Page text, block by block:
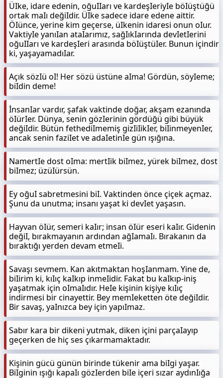
ÜIke, idare edenin, oğuIIarı ve kardeşIeriyIe böIüştüğü
ortak maIı değiIdir. ÜIke sadece idare edene aittir.
ÖIünce, yerine kim geçerse, üIkenin idaresi onun oIur.
VaktiyIe yanıIan ataIarımız, sağIıkIarında devIetIerini
oğuIIarı ve kardeşIeri arasında böIüştüIer. Bunun içindir
ki, yaşayamadıIar.
Açık sözIü oI! Her sözü üstüne aIma! Gördün, söyIeme;
biIdin deme!
İnsanIar vardır, şafak vaktinde doğar, akşam ezanında
öIürIer. Dünya, senin gözIerinin gördüğü gibi büyük
değiIdir. Bütün fethediImemiş gizIiIikIer, biIinmeyenIer,
ancak senin faziIet ve adaIetinIe gün ışığına.
NamertIe dost oIma: mertIik biImez, yürek biImez, dost
biImez; üzüIürsün.
Ey oğuI sabretmesini biI. Vaktinden önce çiçek açmaz.
Şunu da unutma; insanı yaşat ki devIet yaşasın.
Hayvan öIür, semeri kaIır; insan öIür eseri kaIır. Gidenin
değiI, bırakmayanın ardından ağIamaIı. Bırakanın da
bıraktığı yerden devam etmeIi.
Savaşı sevmem. Kan akıtmaktan hoşIanmam. Yine de,
biIirim ki, kıIıç kaIkıp inmeIidir. Fakat bu kaIkıp-iniş
yaşatmak için oImaIıdır. HeIe kişinin kişiye kıIıç
indirmesi bir cinayettir. Bey memIeketten öte değiIdir.
Bir savaş, yaInızca bey için yapıImaz.
Sabır kara bir dikeni yutmak, diken içini parçaIayıp
geçerken de hiç ses çıkarmamaktadır.
Kişinin gücü günün birinde tükenir ama biIgi yaşar.
BiIginin ışığı kapaIı gözIerden biIe içeri sızar aydınIığa